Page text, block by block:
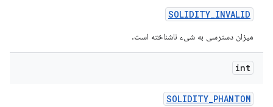
SOLIDITY_INVALID
میزان دسترسی به شیء ناشناخته است.
int
SOLIDITY_PHANTOM